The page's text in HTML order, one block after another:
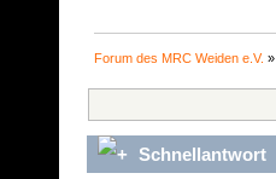
Forum des MRC Weiden e.V. »
Schnellantwort